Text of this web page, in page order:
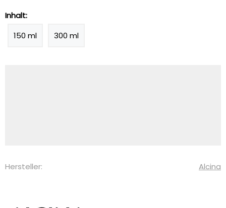
Inhalt:
150 ml
300 ml
Hersteller: Alcina